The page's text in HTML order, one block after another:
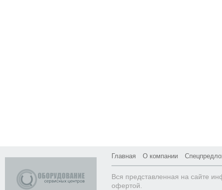
Главная О компании
Вся представленная на сайте
офертой.